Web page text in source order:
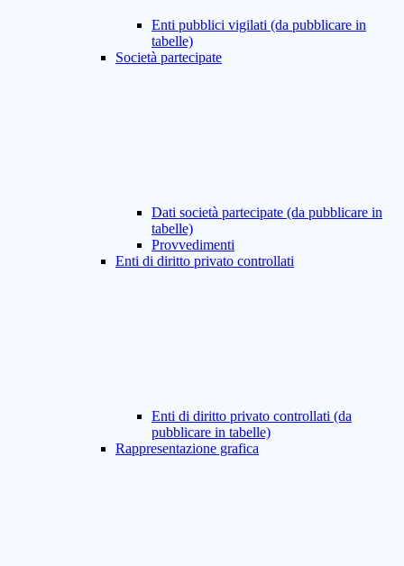
Enti pubblici vigilati (da pubblicare in
tabelle)
Società partecipate
Dati società partecipate (da pubblicare in
tabelle)
Provvedimenti
Enti di diritto privato controllati
Enti di diritto privato controllati (da
pubblicare in tabelle)
Rappresentazione grafica